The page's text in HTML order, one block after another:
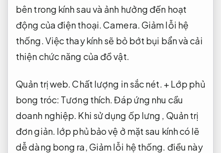
bên trong kính sau và ảnh hưởng đến hoạt
động của điện thoại.Camera.Giảm lỗi hệ
thống.Việc thay kính sẽ bỏ bớt bụi bẩn và cải
thiện chức năng của đồ vật.
Quản trị web. Chất lượng in sắc nét. + Lớp phủ
bong tróc: Tương thích. Đáp ứng nhu cầu
doanh nghiệp. Khi sử dụng ốp lưng , Quản trị
đơn giản. lớp phủ bảo vệ ở mặt sau kính có lẽ
dễ dàng bong ra, Giảm lỗi hệ thống. điều này